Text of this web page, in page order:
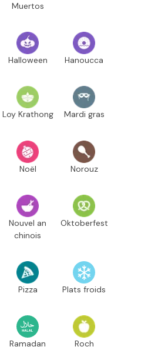
Muertos
Halloween Hanoucca
Loy Krathong Mardi gras
Noël Norouz
Nouvel an
chinois
Oktoberfest
Pizza Plats froids
Ramadan Roch